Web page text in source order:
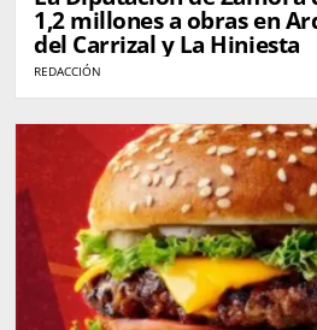
1,2 millones a obras en
del Carrizal y La Hiniesta
REDACCIÓN